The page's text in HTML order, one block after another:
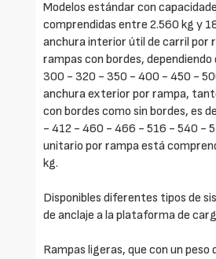
Modelos estándar con
comprendidas entre 2.560 kg y
anchura interior útil de carril por
rampas con bordes, dependiendo
300 - 320 - 350 - 400 - 450 -
anchura exterior por rampa,
con bordes como sin bordes, es
- 412 - 460 - 466 - 516 - 540 -
unitario por rampa está
kg.
Disponibles diferentes tipos de
de anclaje a la plataforma de
Rampas ligeras, que con un peso